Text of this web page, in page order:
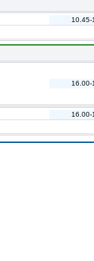
10.45-
16.00-
16.00-